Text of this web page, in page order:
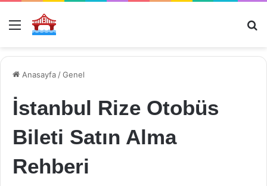
Menü
Anasayfa /Genel
İstanbul Rize Otobüs
Bileti Satın Alma
Rehberi